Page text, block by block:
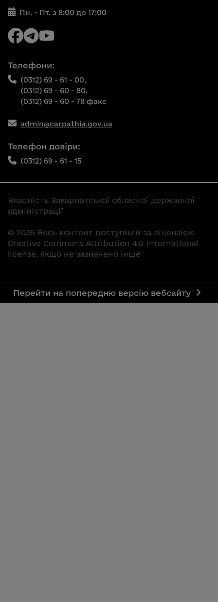
Пн. - Пт. з 8:00 до 17:00
Телефони:
(0312) 69 - 61 - 00,
(0312) 69 - 60 - 80,
(0312) 69 - 60 - 78 факс
admin@carpathia.gov.ua
Телефон довіри:
(0312) 69 - 61 - 15
Власність Закарпатської обласної державної
адміністрації
© 2025 Весь контент доступний за ліцензією
Creative Commons Attribution 4.0 International
license, якщо не зазначено інше
Перейти на попередню версію вебсайту